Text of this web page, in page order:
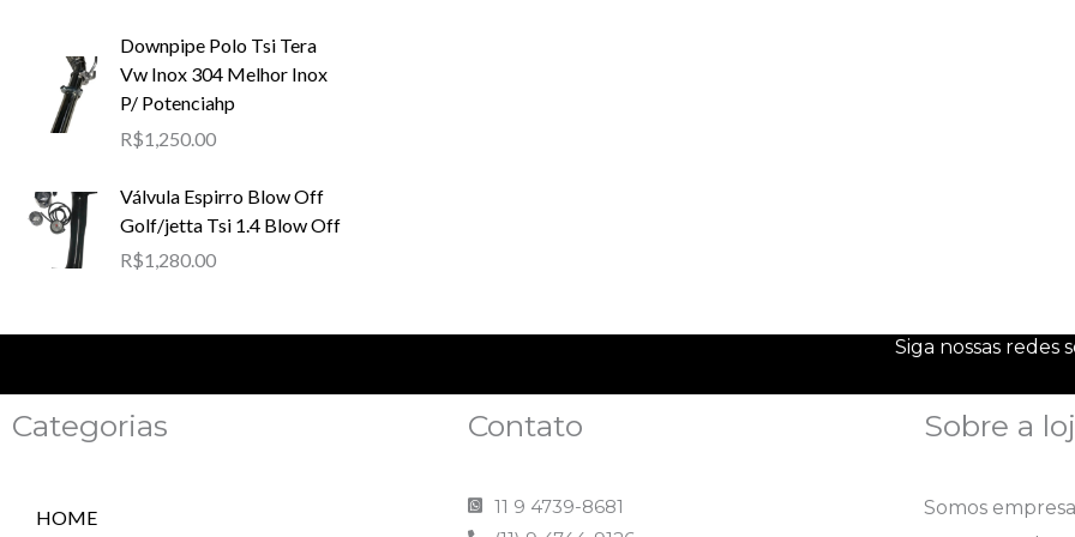
Downpipe Polo Tsi Tera
Vw Inox 304 Melhor Inox
P/ Potenciahp
R$1,250.00
Válvula Espirro Blow Off
Golf/jetta Tsi 1.4 Blow Off
R$1,280.00
Siga nossas redes
Categorias
HOME
Contato
11 9 4739-8681
Sobre a
Somos